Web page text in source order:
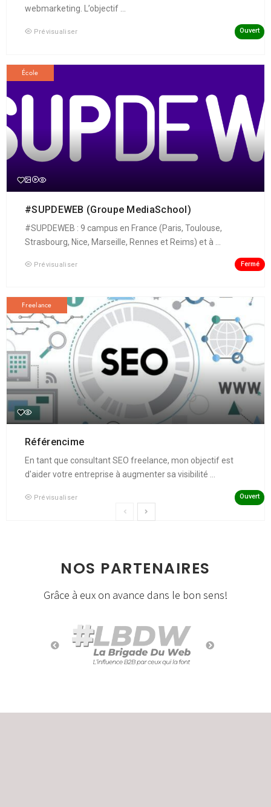
webmarketing. L’objectif ...
Prévisualiser Ouvert
École
#SUPDEWEB (Groupe MediaSchool)
#SUPDEWEB : 9 campus en France (Paris, Toulouse,
Strasbourg, Nice, Marseille, Rennes et Reims) et à ...
Prévisualiser Fermé
Freelance
Référencime
En tant que consultant SEO freelance, mon objectif est
d'aider votre entreprise à augmenter sa visibilité ...
Prévisualiser Ouvert
NOS PARTENAIRES
Grâce à eux on avance dans le bon sens!